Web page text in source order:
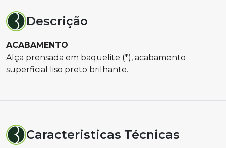
Descrição
ACABAMENTO
Alça prensada em baquelite (*), acabamento
superficial liso preto brilhante.
Caracteristicas Técnicas